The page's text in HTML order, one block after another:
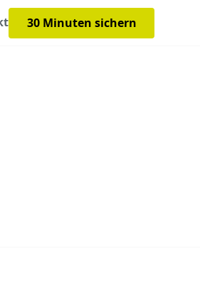
30 Minuten sichern